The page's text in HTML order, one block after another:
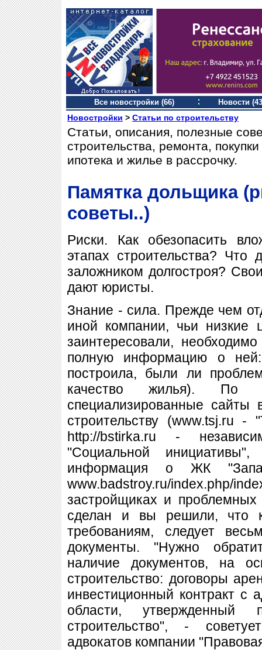
Все новостройки (66) Новости
Новостройки > Статьи по строительству
Статьи, описания, полезные
строительства, ремонта,
ипотека и жилье в рассрочку.
Памятка дольщика
советы..)
Риски. Как обезопасить
этапах строительства? Что
заложником долгостроя?
дают юристы.
Знание - сила. Прежде чем
иной компании, чьи низкие
заинтересовали,
полную информацию о
построила, были ли
качество жилья). По
специализированные сайты
строительству (www.tsj.ru -
http://bstirka.ru -
"Социальной инициативы",
информация о ЖК
www.badstroy.ru/index.php/
застройщиках и
сделан и вы решили, что
требованиям, следует
документы. "Нужно
наличие документов, на
строительство: договоры
инвестиционный контракт с
области, утвержденный
строительство", -
адвокатов компании